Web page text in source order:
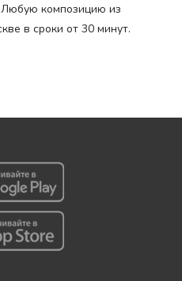
композицию из
в сроки от 30 минут.